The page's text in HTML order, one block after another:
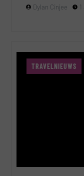
Dylan Cinjee
TRAVELNIEUWS